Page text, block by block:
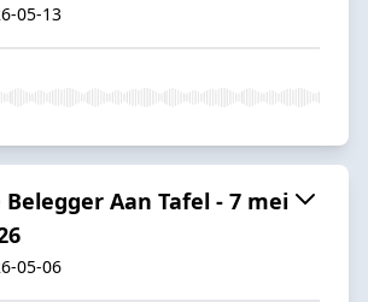
05-13
Belegger Aan Tafel - 7 mei
05-06